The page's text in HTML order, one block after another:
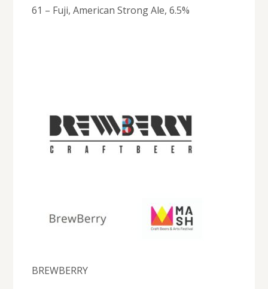
61 – Fuji, American Strong Ale, 6.5%
BREWBERRY